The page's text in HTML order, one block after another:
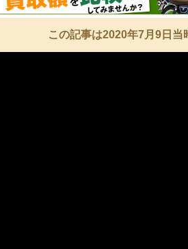
この記事は2020年7月9日当